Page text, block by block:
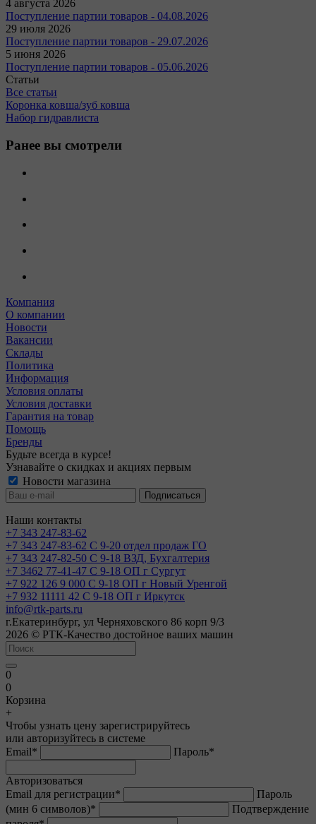
4 августа 2026
Поступление партии товаров - 04.08.2026
29 июля 2026
Поступление партии товаров - 29.07.2026
5 июня 2026
Поступление партии товаров - 05.06.2026
Статьи
Все статьи
Коронка ковша/зуб ковша
Набор гидравлиста
Ранее вы смотрели
Компания
О компании
Новости
Вакансии
Склады
Политика
Информация
Условия оплаты
Условия доставки
Гарантия на товар
Помощь
Бренды
Будьте всегда в курсе!
Узнавайте о скидках и акциях первым
Новости магазина
Наши контакты
+7 343 247-83-62
+7 343 247-83-62 С 9-20 отдел продаж ГО
+7 343 247-82-50 С 9-18 ВЗД, Бухгалтерия
+7 3462 77-41-47 С 9-18 ОП г Сургут
+7 922 126 9 000 С 9-18 ОП г Новый Уренгой
+7 932 11111 42 С 9-18 ОП г Иркутск
info@rtk-parts.ru
г.Екатеринбург, ул Черняховского 86 корп 9/3
2026 © РТК-Качество достойное ваших машин
0
0
Корзина
+
Чтобы узнать цену зарегистрируйтесь
или авторизуйтесь в системе
Email* Пароль*
Авторизоваться
Email для регистрации*
Пароль
(мин 6 символов)*
Подтверждение